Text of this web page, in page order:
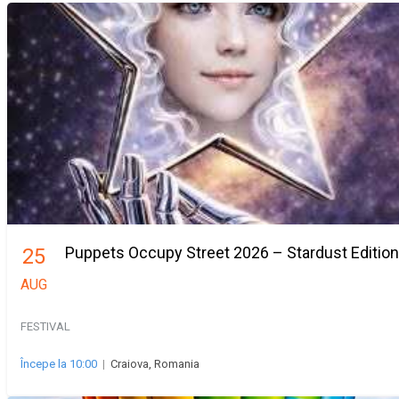
25
AUG
Puppets Occupy Street 2026 – Stardust
FESTIVAL
Începe la 10:00 | Craiova, Romania